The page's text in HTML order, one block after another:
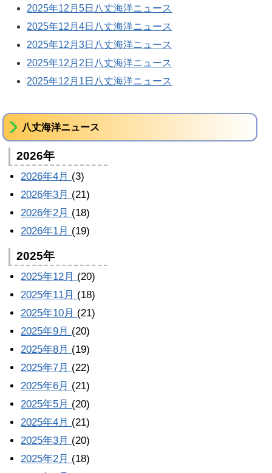
2025年12月5日八丈海洋ニュース
2025年12月4日八丈海洋ニュース
2025年12月3日八丈海洋ニュース
2025年12月2日八丈海洋ニュース
2025年12月1日八丈海洋ニュース
八丈海洋ニュース
2026年
2026年4月 (3)
2026年3月 (21)
2026年2月 (18)
2026年1月 (19)
2025年
2025年12月 (20)
2025年11月 (18)
2025年10月 (21)
2025年9月 (20)
2025年8月 (19)
2025年7月 (22)
2025年6月 (21)
2025年5月 (20)
2025年4月 (21)
2025年3月 (20)
2025年2月 (18)